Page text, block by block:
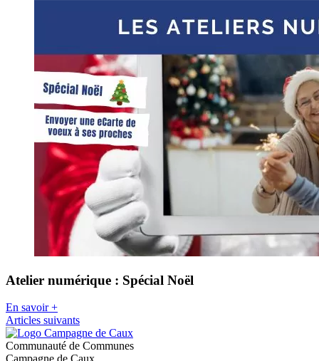
Atelier numérique : Spécial Noël
En savoir +
Articles suivants
Communauté de Communes